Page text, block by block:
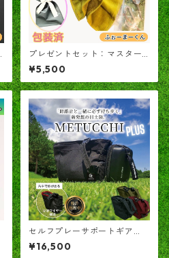
プレゼントセット：マスター
ド色「てるてるキャディ」と
「ふぉーまーくん」
¥5,500
セルフプレーサポートギア
「めつっち＋」 ― ラウンド中
の小さなキャディ ―
¥16,500